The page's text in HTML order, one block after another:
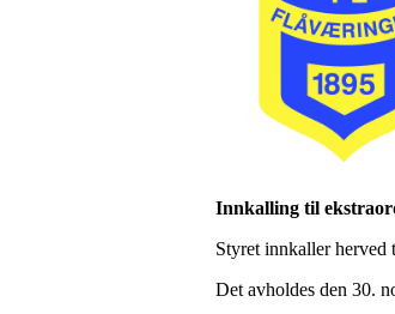
Innkalling til
Styret innkaller
Det avholdes den 30.